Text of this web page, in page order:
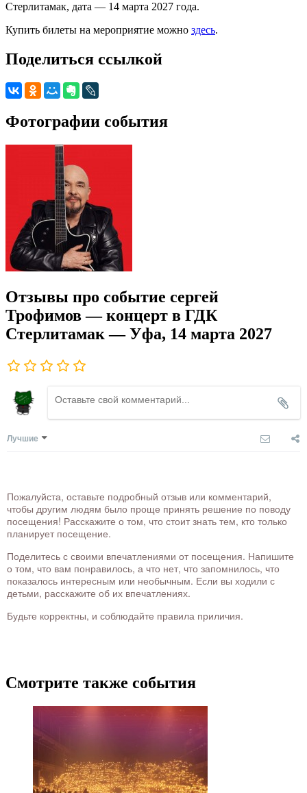
Стерлитамак, дата — 14 марта 2027 года.
Купить билеты на мероприятие можно здесь.
Поделиться ссылкой
Фотографии события
Отзывы про событие сергей
Трофимов — концерт в ГДК
Стерлитамак — Уфа, 14 марта 2027
Лучшие
Пожалуйста, оставьте подробный отзыв или комментарий,
чтобы другим людям было проще принять решение по поводу
посещения! Расскажите о том, что стоит знать тем, кто только
планирует посещение.
Поделитесь с своими впечатлениями от посещения. Напишите
о том, что вам понравилось, а что нет, что запомнилось, что
показалось интересным или необычным. Если вы ходили с
детьми, расскажите об их впечатлениях.
Будьте корректны, и соблюдайте правила приличия.
Смотрите также события